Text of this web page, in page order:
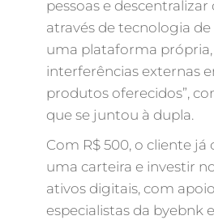
pessoas e descentralizar
através de tecnologia
uma plataforma própria,
interferências externas
produtos oferecidos”,
que se juntou à dupla.
Com R$ 500, o cliente já
uma carteira e investir
ativos digitais, com
especialistas da byebnk e